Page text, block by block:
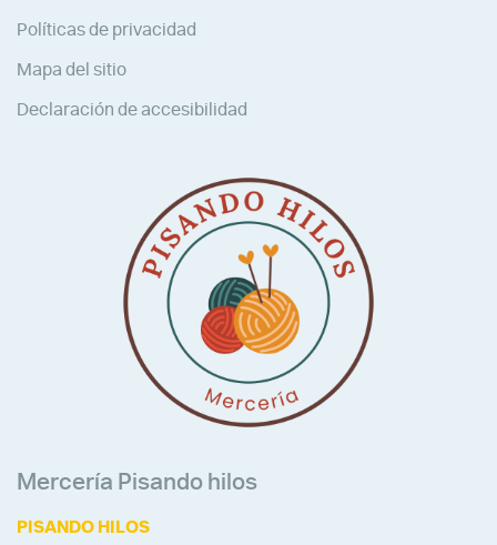
Políticas de privacidad
Mapa del sitio
Declaración de accesibilidad
Mercería Pisando hilos
PISANDO HILOS